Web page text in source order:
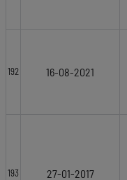
192 16-08-2021
193 27-01-2017